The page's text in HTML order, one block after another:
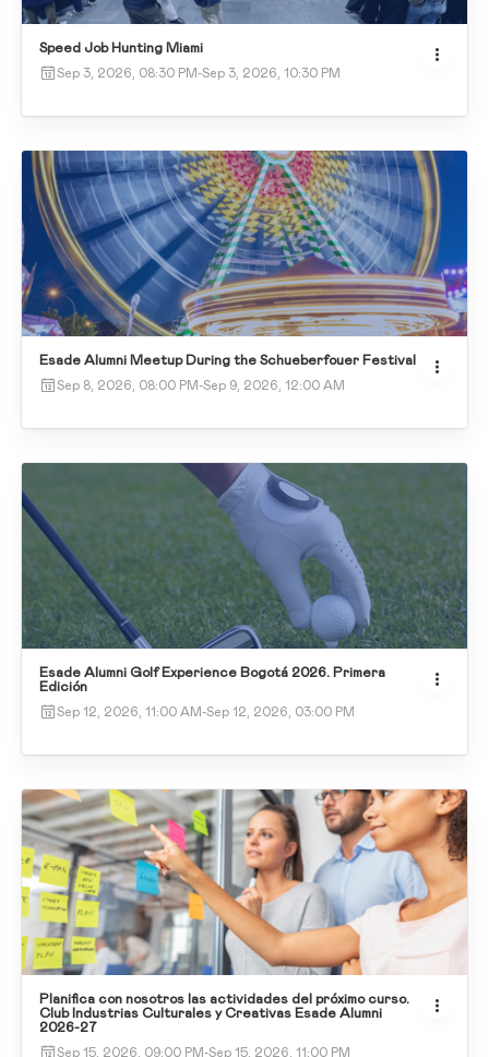
Speed Job Hunting Miami
Sep 3, 2026, 08:30 PM-Sep 3, 2026, 10:30 PM
Esade Alumni Meetup During the Schueberfouer Festival
Sep 8, 2026, 08:00 PM-Sep 9, 2026, 12:00 AM
Esade Alumni Golf Experience Bogotá 2026. Primera
Edición
Sep 12, 2026, 11:00 AM-Sep 12, 2026, 03:00 PM
Planifica con nosotros las actividades del próximo curso.
Club Industrias Culturales y Creativas Esade Alumni
2026-27
Sep 15, 2026, 09:00 PM-Sep 15, 2026, 11:00 PM